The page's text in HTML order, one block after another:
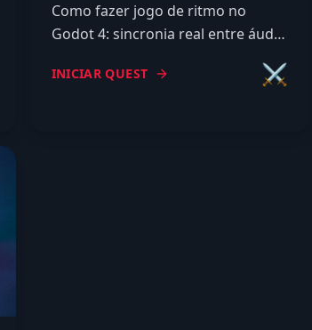
Como fazer jogo de ritmo no
Godot 4: sincronia real entre áudio
de notas, janela de acerto e
INICIAR QUEST ⚔️